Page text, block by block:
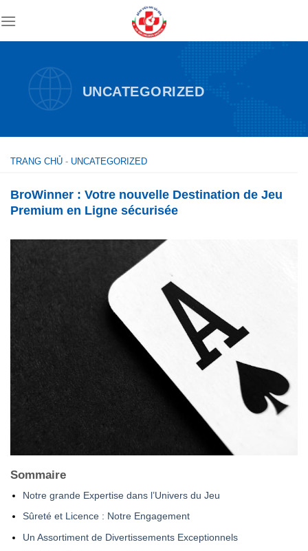
to
content
UNCATEGORIZED
TRANG CHỦ - UNCATEGORIZED
BroWinner : Votre nouvelle Destination de Jeu
Premium en Ligne sécurisée
Sommaire
Notre grande Expertise dans l’Univers du Jeu
Sûreté et Licence : Notre Engagement
Un Assortiment de Divertissements Exceptionnels